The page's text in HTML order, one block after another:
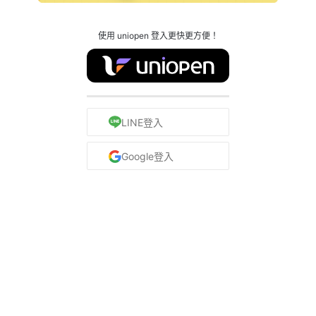
使用 uniopen 登入更快更方便！
LINE登入
Google登入